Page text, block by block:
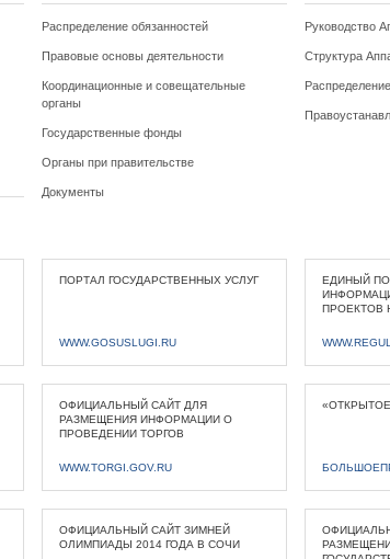
Распределение обязанностей
Правовые основы деятельности
Координационные и совещательные
органы
Государственные фонды
Органы при правительстве
Документы
Руководство
Структура
ПОРТАЛ ГОСУДАРСТВЕННЫХ УСЛУГ
WWW.GOSUSLUGI.RU
ЕДИНЫЙ
ПРОЕКТОВ
ОФИЦИАЛЬНЫЙ САЙТ ДЛЯ
РАЗМЕЩЕНИЯ ИНФОРМАЦИИ О
ПРОВЕДЕНИИ ТОРГОВ
WWW.TORGI.GOV.RU
ОФИЦИАЛЬНЫЙ САЙТ ЗИМНЕЙ
ОЛИМПИАДЫ 2014 ГОДА В СОЧИ